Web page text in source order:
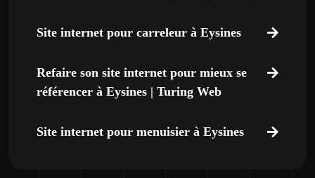
Site internet pour carreleur à Eysines
Refaire son site internet pour mieux se
référencer à Eysines | Turing Web
Site internet pour menuisier à Eysines